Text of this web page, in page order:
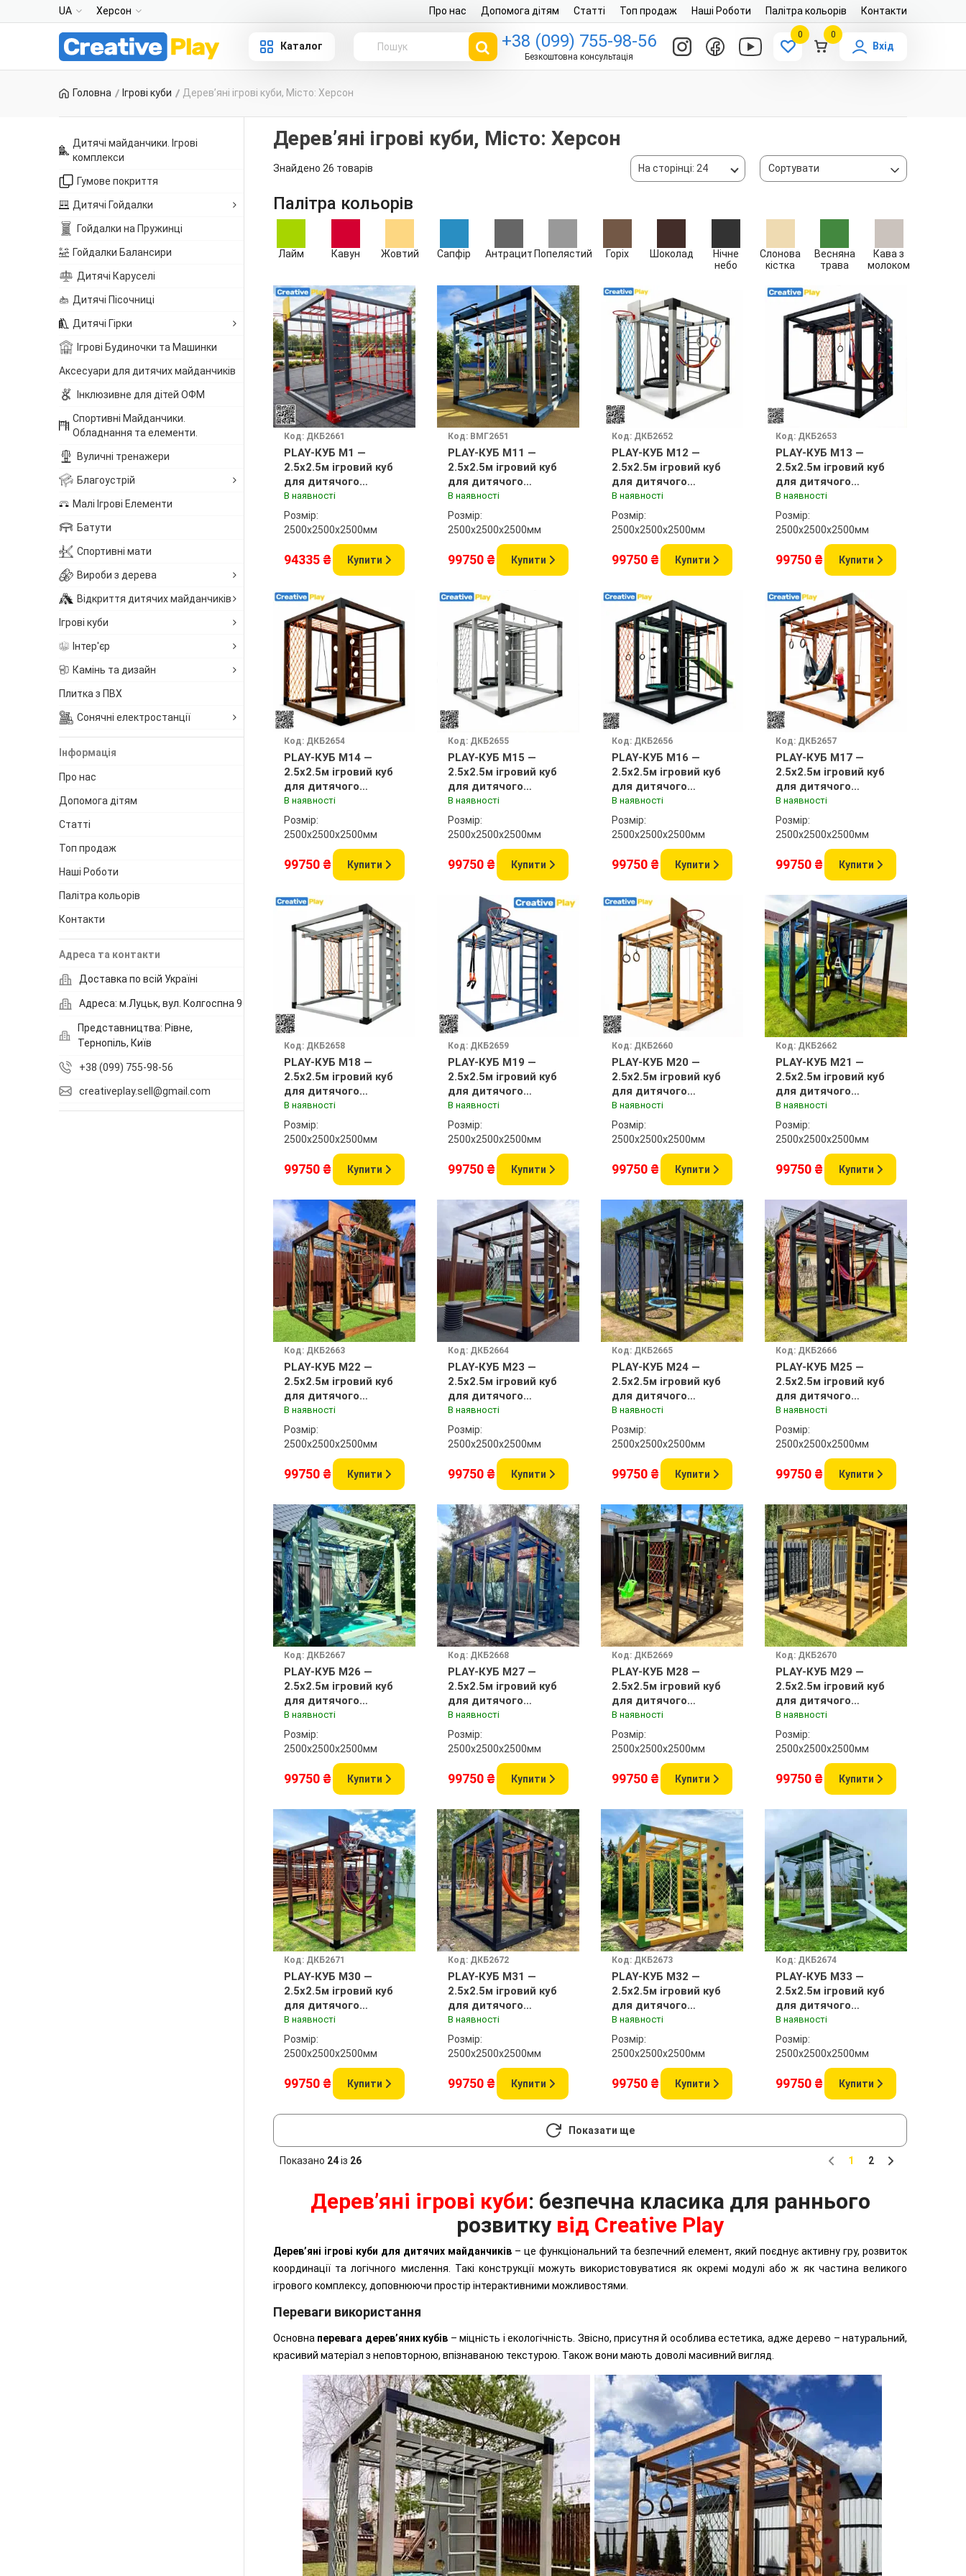
UA Херсон Про нас Допомога дітям Статті Топ продаж Наші Роботи Палітра кольорів Контакти
Каталог +38 (099) 755-98-56
Безкоштовна консультація
0 0
Вхід
Головна Ігрові куби Деревʼяні ігрові куби, Місто: Херсон
Дитячі майданчики. Ігрові
комплекси
Гумове покриття
Дитячі Гойдалки
Гойдалки на Пружинці
Гойдалки Балансири
Дитячі Каруселі
Дитячі Пісочниці
Дитячі Гірки
Ігрові Будиночки та Машинки
Аксесуари для дитячих майданчиків
Інклюзивне для дітей ОФМ
Спортивні Майданчики.
Обладнання та елементи.
Вуличні тренажери
Благоустрій
Малі Ігрові Елементи
Батути
Спортивні мати
Вироби з дерева
Відкриття дитячих майданчиків
Ігрові куби
Інтер'єр
Камінь та дизайн
Плитка з ПВХ
Сонячні електростанції
Інформація
Про нас
Допомога дітям
Статті
Топ продаж
Наші Роботи
Палітра кольорів
Контакти
Адреса та контакти
Доставка по всій Україні
Адреса: м.Луцьк, вул. Колгоспна 9
Представництва: Рівне,
Тернопіль, Київ
+38 (099) 755-98-56
creativeplay.sell@gmail.com
Деревʼяні ігрові куби, Місто: Херсон
Знайдено 26 товарів На сторінці: 24 Сортувати
Палітра кольорів
Лайм Кавун Жовтий Сапфір Антрацит Попелястий Горіх Шоколад
Нічне
небо
Слонова
кістка
Весняна
трава
Кава з
молоком
Код: ДКБ2661
PLAY-КУБ M1 —
2.5x2.5м ігровий куб
для дитячого
майданчика
В наявності
Розмір:
2500х2500x2500мм
94335 ₴ Купити
Код: ВМГ2651
PLAY-КУБ M11 —
2.5x2.5м ігровий куб
для дитячого
майданчика
В наявності
Розмір:
2500х2500x2500мм
99750 ₴ Купити
Код: ДКБ2652
PLAY-КУБ M12 —
2.5x2.5м ігровий куб
для дитячого
майданчика
В наявності
Розмір:
2500х2500x2500мм
99750 ₴ Купити
Код: ДКБ2653
PLAY-КУБ M13 —
2.5x2.5м ігровий куб
для дитячого
майданчика
В наявності
Розмір:
2500х2500x2500мм
99750 ₴ Купити
Код: ДКБ2654
PLAY-КУБ M14 —
2.5x2.5м ігровий куб
для дитячого
майданчика
В наявності
Розмір:
2500х2500x2500мм
99750 ₴ Купити
Код: ДКБ2655
PLAY-КУБ M15 —
2.5x2.5м ігровий куб
для дитячого
майданчика
В наявності
Розмір:
2500х2500x2500мм
99750 ₴ Купити
Код: ДКБ2656
PLAY-КУБ M16 —
2.5x2.5м ігровий куб
для дитячого
майданчика
В наявності
Розмір:
2500х2500x2500мм
99750 ₴ Купити
Код: ДКБ2657
PLAY-КУБ M17 —
2.5x2.5м ігровий куб
для дитячого
майданчика
В наявності
Розмір:
2500х2500x2500мм
99750 ₴ Купити
Код: ДКБ2658
PLAY-КУБ M18 —
2.5x2.5м ігровий куб
для дитячого
майданчика
В наявності
Розмір:
2500х2500x2500мм
99750 ₴ Купити
Код: ДКБ2659
PLAY-КУБ M19 —
2.5x2.5м ігровий куб
для дитячого
майданчика
В наявності
Розмір:
2500х2500x2500мм
99750 ₴ Купити
Код: ДКБ2660
PLAY-КУБ M20 —
2.5x2.5м ігровий куб
для дитячого
майданчика
В наявності
Розмір:
2500х2500x2500мм
99750 ₴ Купити
Код: ДКБ2662
PLAY-КУБ M21 —
2.5x2.5м ігровий куб
для дитячого
майданчика
В наявності
Розмір:
2500х2500x2500мм
99750 ₴ Купити
Код: ДКБ2663
PLAY-КУБ M22 —
2.5x2.5м ігровий куб
для дитячого
майданчика
В наявності
Розмір:
2500х2500x2500мм
99750 ₴ Купити
Код: ДКБ2664
PLAY-КУБ M23 —
2.5x2.5м ігровий куб
для дитячого
майданчика
В наявності
Розмір:
2500х2500x2500мм
99750 ₴ Купити
Код: ДКБ2665
PLAY-КУБ M24 —
2.5x2.5м ігровий куб
для дитячого
майданчика
В наявності
Розмір:
2500х2500x2500мм
99750 ₴ Купити
Код: ДКБ2666
PLAY-КУБ M25 —
2.5x2.5м ігровий куб
для дитячого
майданчика
В наявності
Розмір:
2500х2500x2500мм
99750 ₴ Купити
Код: ДКБ2667
PLAY-КУБ M26 —
2.5x2.5м ігровий куб
для дитячого
майданчика
В наявності
Розмір:
2500х2500x2500мм
99750 ₴ Купити
Код: ДКБ2668
PLAY-КУБ M27 —
2.5x2.5м ігровий куб
для дитячого
майданчика
В наявності
Розмір:
2500х2500x2500мм
99750 ₴ Купити
Код: ДКБ2669
PLAY-КУБ M28 —
2.5x2.5м ігровий куб
для дитячого
майданчика
В наявності
Розмір:
2500х2500x2500мм
99750 ₴ Купити
Код: ДКБ2670
PLAY-КУБ M29 —
2.5x2.5м ігровий куб
для дитячого
майданчика
В наявності
Розмір:
2500х2500x2500мм
99750 ₴ Купити
Код: ДКБ2671
PLAY-КУБ M30 —
2.5x2.5м ігровий куб
для дитячого
майданчика
В наявності
Розмір:
2500х2500x2500мм
99750 ₴ Купити
Код: ДКБ2672
PLAY-КУБ M31 —
2.5x2.5м ігровий куб
для дитячого
майданчика
В наявності
Розмір:
2500х2500x2500мм
99750 ₴ Купити
Код: ДКБ2673
PLAY-КУБ M32 —
2.5x2.5м ігровий куб
для дитячого
майданчика
В наявності
Розмір:
2500х2500x2500мм
99750 ₴ Купити
Код: ДКБ2674
PLAY-КУБ M33 —
2.5x2.5м ігровий куб
для дитячого
майданчика
В наявності
Розмір:
2500х2500x2500мм
99750 ₴ Купити
Показати ще
Показано 24із 26
1
2
Дерев’яні ігрові куби: безпечна класика для раннього
розвитку від Creative Play
Дерев’яні ігрові куби для дитячих майданчиків– це функціональний та безпечний елемент, який поєднує активну гру, розвиток
координації та логічного мислення. Такі конструкції можуть використовуватися як окремі модулі або ж як частина великого
ігрового комплексу, доповнюючи простір інтерактивними можливостями.
Переваги використання
Основна перевага дерев’яних кубів – міцність і екологічність. Звісно, присутня й особлива естетика, адже дерево – натуральний,
красивий матеріал з неповторною, впізнаваною текстурою. Також вони мають доволі масивний вигляд.